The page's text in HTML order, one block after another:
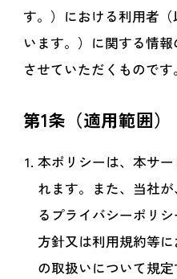
す。）における利用者
います。）に関する情
させていただくものです。
第1条（適用範囲）
本ポリシーは、本サ
れます。また、当社
るプライバシーポリ
方針又は利用規約等
の取扱いについて規